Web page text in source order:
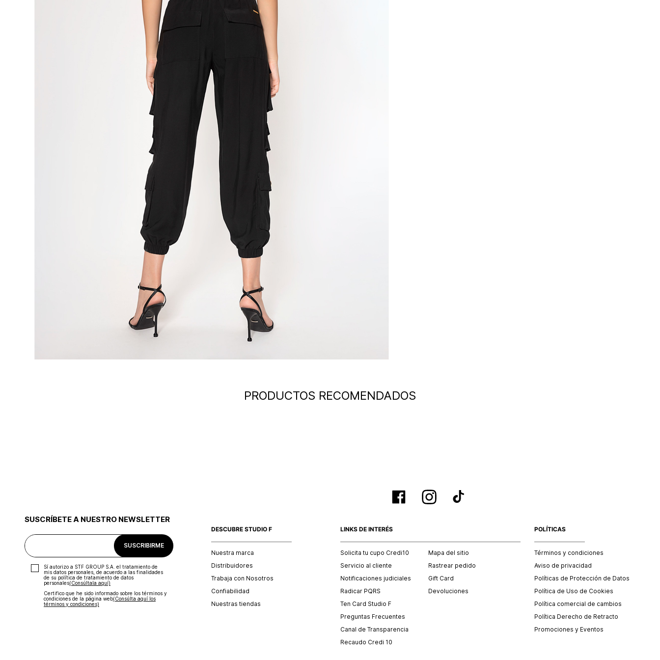
PRODUCTOS RECOMENDADOS
SUSCRÍBETE A NUESTRO NEWSLETTER
SUSCRIBIRME
Sí autorizo a STF GROUP S.A. el tratamiento de
mis datos personales, de acuerdo a las finalidades
de su política de tratamiento de datos
personales‎(Consúltala aquí)
Certifico que he sido informado sobre los términos y
condiciones de la página web‎(Consúlta aquí los
términos y condiciones)
DESCUBRE STUDIO F
Nuestra marca
Distribuidores
Trabaja con Nosotros
Confiabilidad
Nuestras tiendas
LINKS DE INTERÉS
Solicita tu cupo Credi10
Servicio al cliente
Notificaciones judiciales
Radicar PQRS
Ten Card Studio F
Preguntas Frecuentes
Canal de Transparencia
Recaudo Credi 10
Mapa del sitio
Rastrear pedido
Gift Card
Devoluciones
POLÍTICAS
Términos y condiciones
Aviso de privacidad
Políticas de Protección de Datos
Política de Uso de Cookies
Política comercial de cambios
Política Derecho de Retracto
Promociones y Eventos